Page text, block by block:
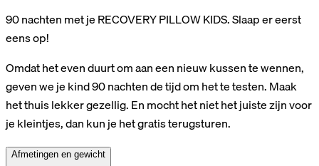
90 nachten met je RECOVERY PILLOW KIDS. Slaap er eerst
eens op!
Omdat het even duurt om aan een nieuw kussen te wennen,
geven we je kind 90 nachten de tijd om het te testen. Maak
het thuis lekker gezellig. En mocht het niet het juiste zijn voor
je kleintjes, dan kun je het gratis terugsturen.
Afmetingen en gewicht